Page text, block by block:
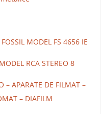
MODEL FS 4656 IE
RCA STEREO 8
– APARATE DE FILMAT –
– DIAFILM